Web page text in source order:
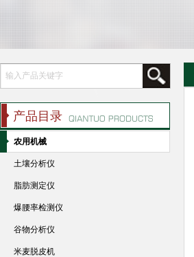
产品目录
农用机械
土壤分析仪
脂肪测定仪
爆腰率检测仪
谷物分析仪
米麦脱皮机